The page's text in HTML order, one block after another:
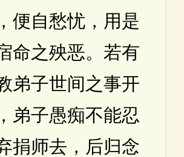
便自愁忧，用是
命之殃恶。若有
弟子世间之事开
弟子愚痴不能忍
捐师去，后归念